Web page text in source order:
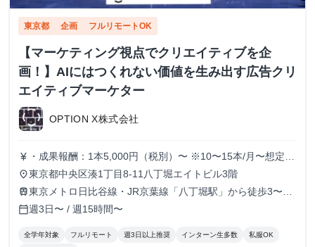
東京都 企画 フルリモートOK
【マーケティング視点でクリエイティブを企
画！】AIにはつくれない価値を生み出す広告クリ
エイティブマーケター
OPTION X株式会社
currency_yen ・成果報酬：1本5,000円（税別）〜 ※10〜15本/月〜想定
※経験、実績、能力等によって変動 ※トライアル期間の場
合変動あり
place東京都中央区湊1丁目8-11八丁堀エイトビル3階
train東京メトロ日比谷線・JR京葉線「八丁堀駅」から徒歩3〜6
分
calendar_today週3日〜 / 週15時間〜
全学年対象 フルリモート 週3日以上推奨 インターン生多数 私服OK